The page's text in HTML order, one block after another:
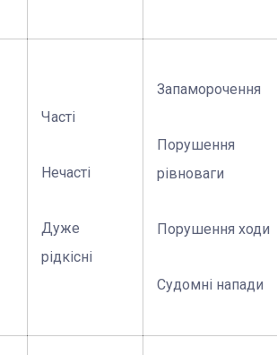
Часті
Нечасті
Дуже
рідкісні
Запаморочення
Порушення
рівноваги
Порушення ходи
Судомні напади